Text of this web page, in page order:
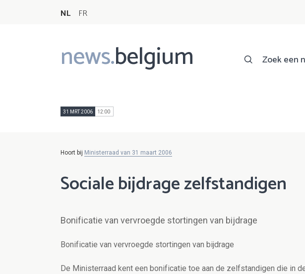
NL FR
news.belgium
Main
navigation
Zoek een
31 MRT 2006 12:00
Hoort bij Ministerraad van 31 maart 2006
Sociale bijdrage zelfstandigen
Bonificatie van vervroegde stortingen van bijdrage
Bonificatie van vervroegde stortingen van bijdrage
De Ministerraad kent een bonificatie toe aan de zelfstandigen die in